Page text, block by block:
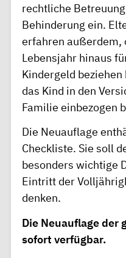
rechtliche
Behinderung ein.
erfahren außerdem,
Lebensjahr hinaus
Kindergeld
das Kind in den
Familie einbezogen
Die Neuauflage
Checkliste. Sie soll
besonders wichtige
Eintritt der
denken.
Die Neuauflage der
sofort verfügbar.